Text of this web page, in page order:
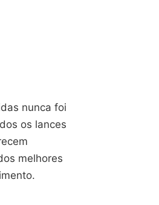
nunca foi
os lances
melhores